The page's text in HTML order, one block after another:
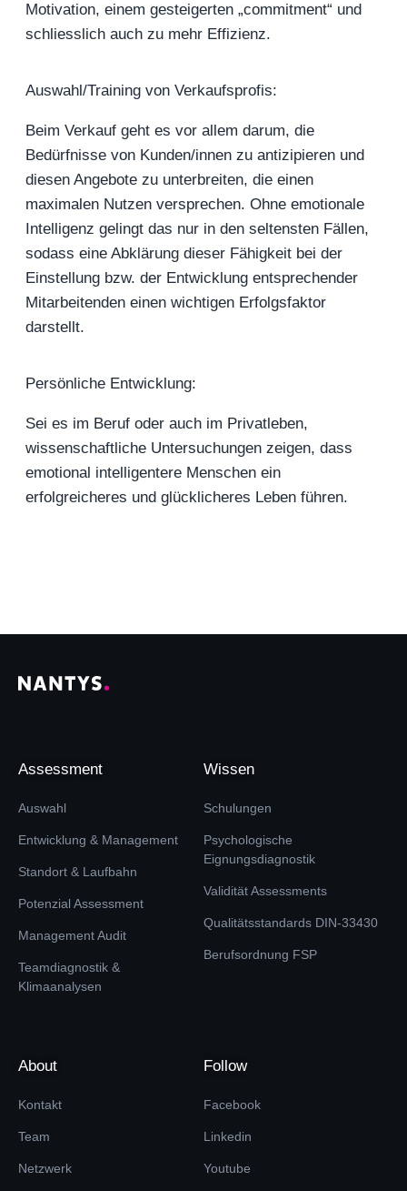
Motivation, einem gesteigerten „commitment“ und
schliesslich auch zu mehr Effizienz.
Auswahl/Training von Verkaufsprofis:
Beim Verkauf geht es vor allem darum, die
Bedürfnisse von Kunden/innen zu antizipieren und
diesen Angebote zu unterbreiten, die einen
maximalen Nutzen versprechen. Ohne emotionale
Intelligenz gelingt das nur in den seltensten Fällen,
sodass eine Abklärung dieser Fähigkeit bei der
Einstellung bzw. der Entwicklung entsprechender
Mitarbeitenden einen wichtigen Erfolgsfaktor
darstellt.
Persönliche Entwicklung:
Sei es im Beruf oder auch im Privatleben,
wissenschaftliche Untersuchungen zeigen, dass
emotional intelligentere Menschen ein
erfolgreicheres und glücklicheres Leben führen.
Assessment
Auswahl
Entwicklung & Management
Standort & Laufbahn
Potenzial Assessment
Management Audit
Teamdiagnostik &
Klimaanalysen
Wissen
Schulungen
Psychologische
Eignungsdiagnostik
Validität Assessments
Qualitätsstandards DIN-33430
Berufsordnung FSP
About
Kontakt
Team
Netzwerk
Follow
Facebook
Linkedin
Youtube